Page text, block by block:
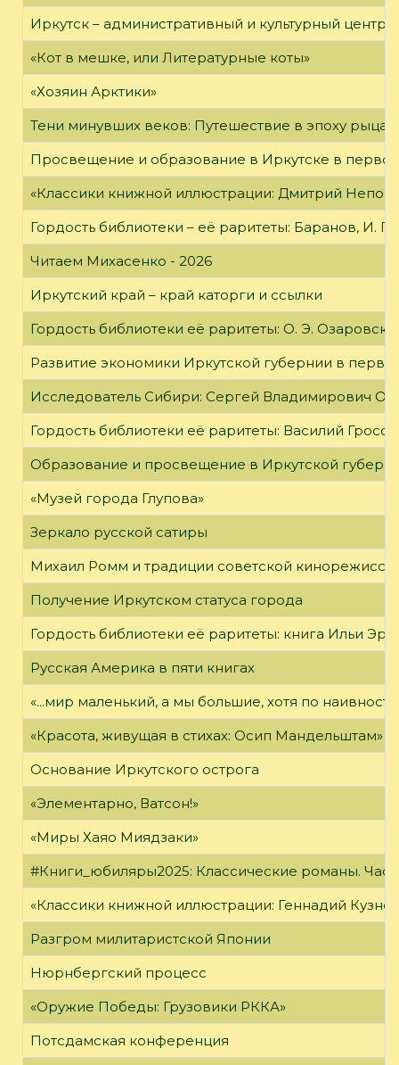
Иркутск – административный и культурный центр
«Кот в мешке, или Литературные коты»
«Хозяин Арктики»
Тени минувших веков: Путешествие в эпоху
Просвещение и образование в Иркутске в
«Классики книжной иллюстрации: Дмитрий
Гордость библиотеки – её раритеты: Баранов, И.
Читаем Михасенко - 2026
Иркутский край – край каторги и ссылки
Гордость библиотеки её раритеты: О. Э.
Развитие экономики Иркутской губернии в
Исследователь Сибири: Сергей Владимирович
Гордость библиотеки её раритеты: Василий
Образование и просвещение в Иркутской
«Музей города Глупова»
Зеркало русской сатиры
Михаил Ромм и традиции советской
Получение Иркутском статуса города
Гордость библиотеки её раритеты: книга Ильи
Русская Америка в пяти книгах
«...мир маленький, а мы большие, хотя по
«Красота, живущая в стихах: Осип Мандельштам»
Основание Иркутского острога
«Элементарно, Ватсон!»
«Миры Хаяо Миядзаки»
#Книги_юбиляры2025: Классические романы.
«Классики книжной иллюстрации: Геннадий
Разгром милитаристской Японии
Нюрнбергский процесс
«Оружие Победы: Грузовики РККА»
Потсдамская конференция